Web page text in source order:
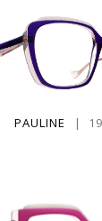
PAULINE |